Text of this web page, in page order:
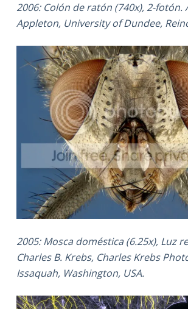
2006: Colón de ratón (740x), 2-fotón.
Appleton, University of Dundee,
2005: Mosca doméstica (6.25x), Luz
Charles B. Krebs, Charles Krebs
Issaquah, Washington, USA.